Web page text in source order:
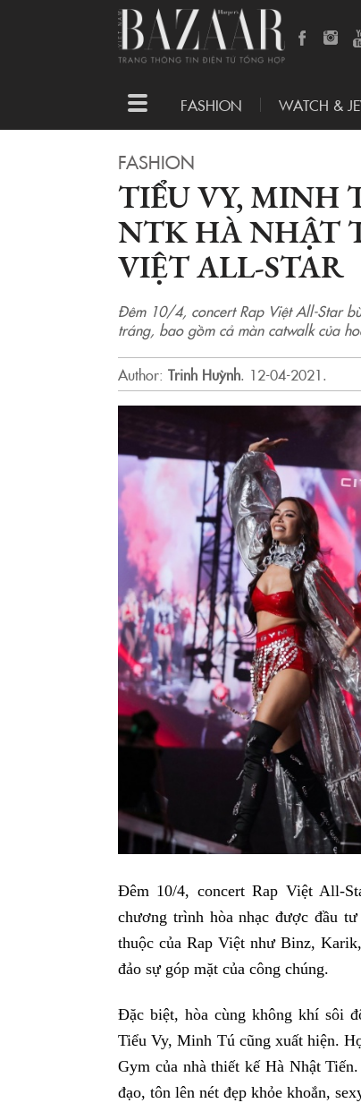
Toggle
navigation
FASHION WATCH &
FASHION
TIỂU VY, MINH
NTK HÀ NHẬT
VIỆT ALL-STAR
Đêm 10/4, concert Rap Việt All-Star
tráng, bao gồm cả màn catwalk của
Author: Trinh Huỳnh. 12-04-2021.
Đêm 10/4, concert Rap Việt All-
chương trình hòa nhạc được đầu
thuộc của Rap Việt như Binz,
đảo sự góp mặt của công chúng.
Đặc biệt, hòa cùng không khí sôi
Tiểu Vy, Minh Tú cũng xuất hiện.
Gym của nhà thiết kế Hà Nhật
đạo, tôn lên nét đẹp khỏe khoắn,